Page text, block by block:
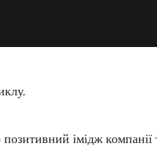
імідж